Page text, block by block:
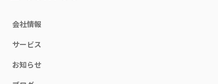
会社情報
サービス
お知らせ